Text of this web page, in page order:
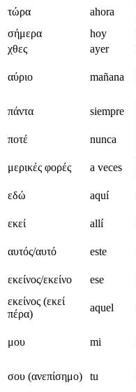
τώρα
ahora
σήμερα
hoy
χθες
ayer
αύριο mañana
πάντα
siempre
ποτέ nunca
μερικές φορές a veces
εδώ aquí
εκεί
allí
αυτός/αυτό
este
εκείνος/εκείνο
ese
εκείνος (εκεί
πέρα)
aquel
μου mi
σου (ανεπίσημο)
tu